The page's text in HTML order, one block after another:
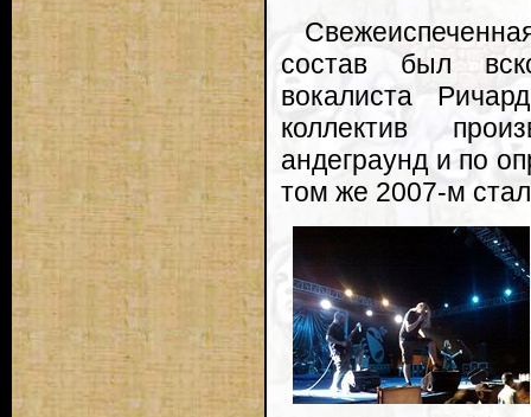
состав был
вокалиста
коллектив
андеграунд и по
том же 2007-м